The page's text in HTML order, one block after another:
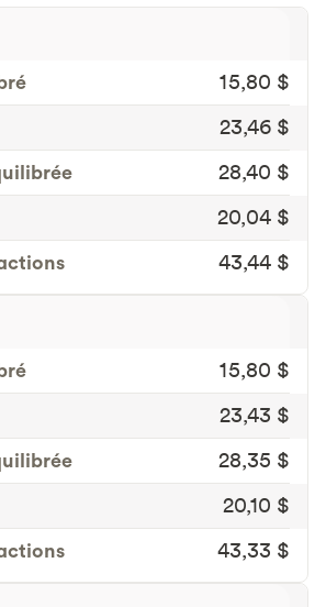
15,80 $
23,46 $
28,40 $
20,04 $
43,44 $
15,80 $
23,43 $
28,35 $
20,10 $
43,33 $